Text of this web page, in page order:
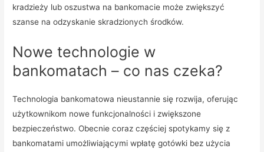
kradzieży lub oszustwa na bankomacie może zwiększyć
szanse na odzyskanie skradzionych środków.
Nowe technologie w
bankomatach – co nas czeka?
Technologia bankomatowa nieustannie się rozwija, oferując
użytkownikom nowe funkcjonalności i zwiększone
bezpieczeństwo. Obecnie coraz częściej spotykamy się z
bankomatami umożliwiającymi wpłatę gotówki bez użycia